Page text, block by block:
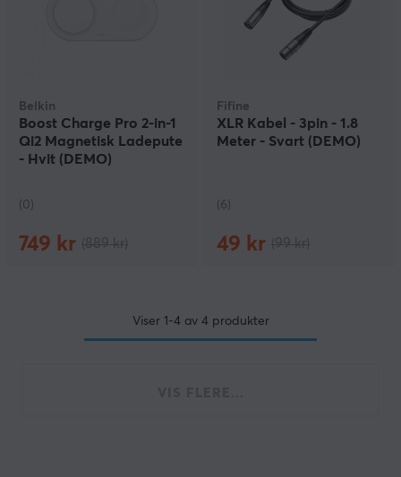
Belkin
Boost Charge Pro 2-in-1
Qi2 Magnetisk Ladepute
- Hvit (DEMO)
(0)
749 kr
Fifine
XLR Kabel - 3pin - 1.8
Meter - Svart (DEMO)
(6)
49 kr
Viser 1-4av 4produkter